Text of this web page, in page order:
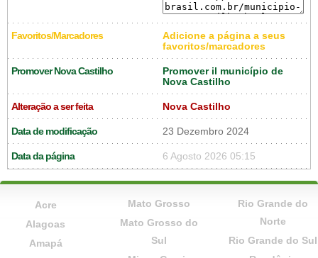
Favoritos/Marcadores
Adicione a página a seus
favoritos/marcadores
Promover Nova Castilho
Promover il município de
Nova Castilho
Alteração a ser feita Nova Castilho
Data de modificação 23 Dezembro 2024
Data da página 6 Agosto 2026 05:15
Acre
Alagoas
Amapá
Mato Grosso
Mato Grosso do
Sul
Rio Grande do
Norte
Rio Grande do Sul